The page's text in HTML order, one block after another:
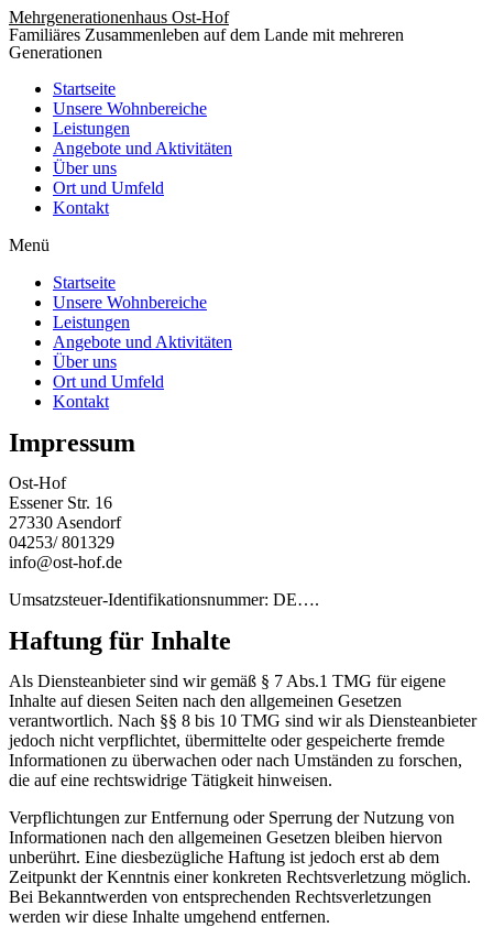
Zum
Inhalt
wechseln
Mehrgenerationenhaus Ost-Hof
Familiäres Zusammenleben auf dem Lande mit mehreren
Generationen
Startseite
Unsere Wohnbereiche
Leistungen
Angebote und Aktivitäten
Über uns
Ort und Umfeld
Kontakt
Menü
Startseite
Unsere Wohnbereiche
Leistungen
Angebote und Aktivitäten
Über uns
Ort und Umfeld
Kontakt
Impressum
Ost-Hof
Essener Str. 16
27330 Asendorf
04253/ 801329
info@ost-hof.de
Umsatzsteuer-Identifikationsnummer: DE….
Haftung für Inhalte
Als Diensteanbieter sind wir gemäß § 7 Abs.1 TMG für eigene
Inhalte auf diesen Seiten nach den allgemeinen Gesetzen
verantwortlich. Nach §§ 8 bis 10 TMG sind wir als Diensteanbieter
jedoch nicht verpflichtet, übermittelte oder gespeicherte fremde
Informationen zu überwachen oder nach Umständen zu forschen,
die auf eine rechtswidrige Tätigkeit hinweisen.
Verpflichtungen zur Entfernung oder Sperrung der Nutzung von
Informationen nach den allgemeinen Gesetzen bleiben hiervon
unberührt. Eine diesbezügliche Haftung ist jedoch erst ab dem
Zeitpunkt der Kenntnis einer konkreten Rechtsverletzung möglich.
Bei Bekanntwerden von entsprechenden Rechtsverletzungen
werden wir diese Inhalte umgehend entfernen.